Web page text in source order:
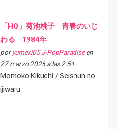
「HQ」菊池桃子 青春のいじ
わる 1984年
por yumeki05 J-PopParadiseen
27 marzo 2026 a las 2:51
Momoko Kikuchi / Seishun no
ijiwaru